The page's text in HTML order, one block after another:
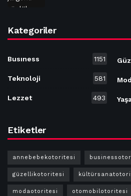
Kategoriler
Busıness 1151
Teknoloji 581
Lezzet 493
Etiketler
annebebekotoritesi
güzellikotoritesi
modaotoritesi otomobilotoritesi